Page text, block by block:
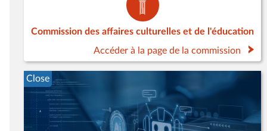
Commission des affaires culturelles et de l'éducation
Accéder à la page de la commission
Close